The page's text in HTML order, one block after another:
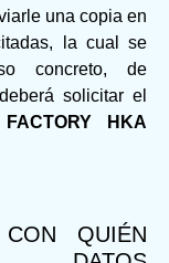
una copia en
la cual se
concreto, de
solicitar el
HKA
QUIÉN